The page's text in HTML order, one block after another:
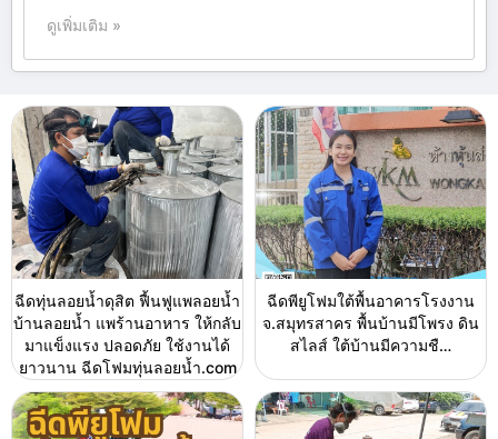
ดูเพิ่มเติม »
ฉีดทุ่นลอยน้ำดุสิต ฟื้นฟูแพลอยน้ำ
บ้านลอยน้ำ แพร้านอาหาร ให้กลับ
มาแข็งแรง ปลอดภัย ใช้งานได้
ยาวนาน ฉีดโฟมทุ่นลอยน้ำ.com
ฉีดพียูโฟมใต้พื้นอาคารโรงงาน
จ.สมุทรสาคร พื้นบ้านมีโพรง ดิน
สไลส์ ใต้บ้านมีความชื…